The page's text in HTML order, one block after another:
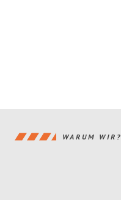
WARUM WIR?